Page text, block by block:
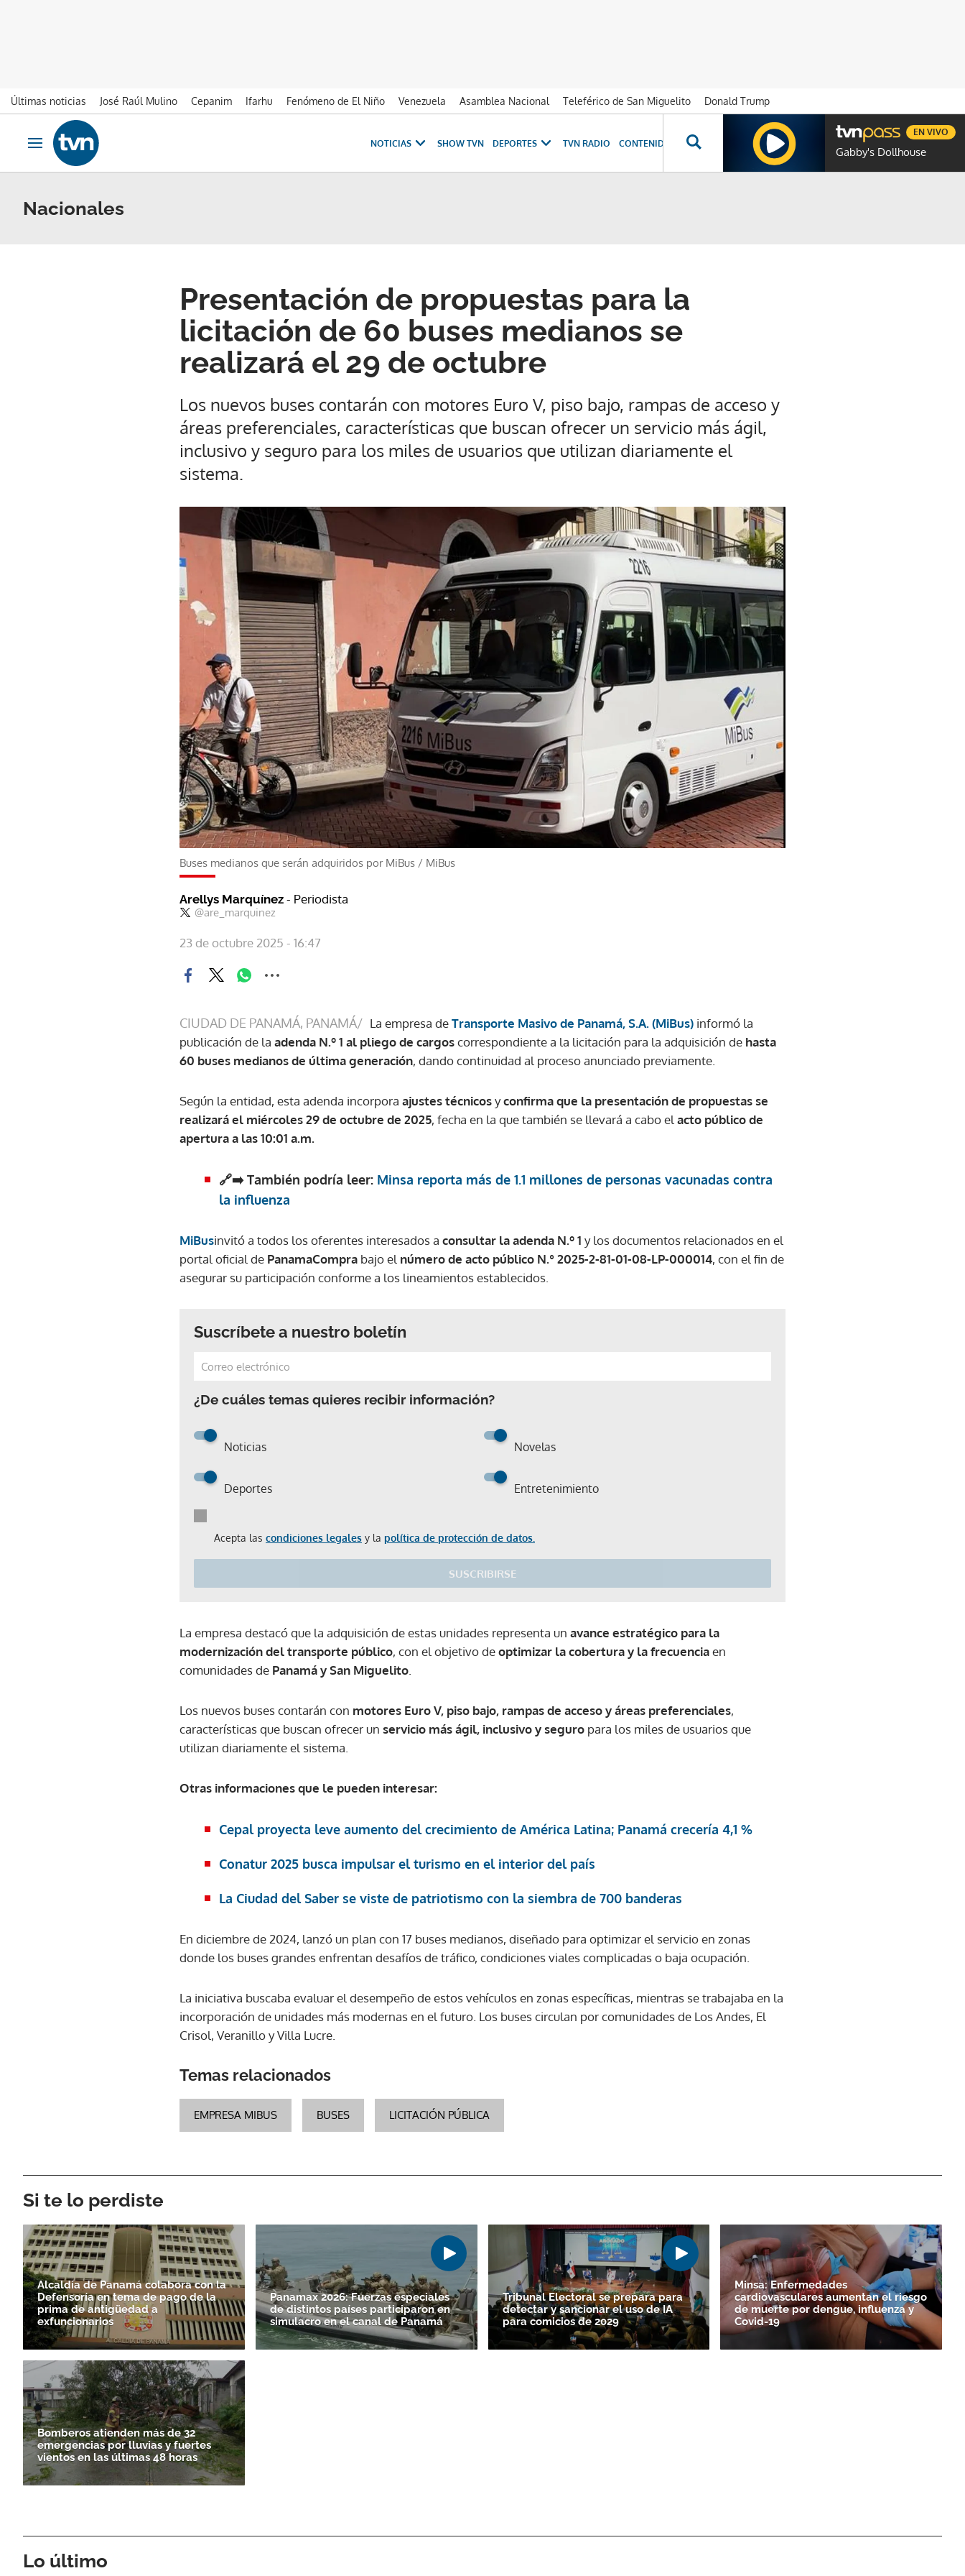
Últimas noticias José Raúl Mulino Cepanim Ifarhu Fenómeno de El Niño Venezuela Asamblea Nacional Teleférico de San Miguelito
Donald Trump
Ir al contenido
Obrir navegació
NOTICIAS SHOW TVN DEPORTES TVN RADIO CONTENIDOS ESPECIALES NOVELAS GENTE TVN
Gabby's Dollhouse
EN VIVO
Nacionales
Presentación de propuestas para la
licitación de 60 buses medianos se
realizará el 29 de octubre
Los nuevos buses contarán con motores Euro V, piso bajo, rampas de acceso y
áreas preferenciales, características que buscan ofrecer un servicio más ágil,
inclusivo y seguro para los miles de usuarios que utilizan diariamente el
sistema.
Buses medianos que serán adquiridos por MiBus / MiBus
Arellys Marquínez - Periodista
@are_marquinez
23 de octubre 2025 - 16:47
CIUDAD DE PANAMÁ, PANAMÁ/ La empresa deTransporte Masivo de Panamá, S.A. (MiBus) informó la
publicación de la adenda N.º 1 al pliego de cargoscorrespondiente a la licitación para la adquisición de hasta
60 buses medianos de última generación, dando continuidad al proceso anunciado previamente.
Según la entidad, esta adenda incorpora ajustes técnicosyconfirma que la presentación de propuestas se
realizará el miércoles 29 de octubre de 2025, fecha en la que también se llevará a cabo el acto público de
apertura a las 10:01 a.m.
🔗➡️ También podría leer: Minsa reporta más de 1.1 millones de personas vacunadas contra
la influenza
MiBusinvitó a todos los oferentes interesados a consultar la adenda N.º 1 y los documentos relacionados en el
portal oficial de PanamaCompra bajo el número de acto público N.° 2025-2-81-01-08-LP-000014, con el fin de
asegurar su participación conforme a los lineamientos establecidos.
Suscríbete a nuestro boletín
¿De cuáles temas quieres recibir información?
Noticias Novelas
Deportes Entretenimiento
Acepta las condiciones legales y la política de protección de datos.
SUSCRIBIRSE
ACEPTAR
La empresa destacó que la adquisición de estas unidades representa un avance estratégico para la
modernización del transporte público, con el objetivo deoptimizar la cobertura y la frecuenciaen
comunidades de Panamá y San Miguelito
Los nuevos buses contarán con motores Euro V, piso bajo, rampas de acceso y áreas preferenciales,
características que buscan ofrecer un servicio más ágil, inclusivo y seguro para los miles de usuarios que
utilizan diariamente el sistema.
Otras informaciones que le pueden interesar:
Cepal proyecta leve aumento del crecimiento de América Latina; Panamá crecería 4,1 %
Conatur 2025 busca impulsar el turismo en el interior del país
La Ciudad del Saber se viste de patriotismo con la siembra de 700 banderas
En diciembre de 2024, lanzó un plan con 17 buses medianos, diseñado para optimizar el servicio en zonas
donde los buses grandes enfrentan desafíos de tráfico, condiciones viales complicadas o baja ocupación.
La iniciativa buscaba evaluar el desempeño de estos vehículos en zonas específicas, mientras se trabajaba en la
incorporación de unidades más modernas en el futuro. Los buses circulan por comunidades de Los Andes, El
Crisol, Veranillo y Villa Lucre.
Temas relacionados
EMPRESA MIBUS BUSES LICITACIÓN PÚBLICA
Si te lo perdiste
Alcaldía de Panamá colabora con la
Defensoría en tema de pago de la
prima de antigüedad a
exfuncionarios
Panamax 2026: Fuerzas especiales
de distintos países participaron en
simulacro en el canal de Panamá
Tribunal Electoral se prepara para
detectar y sancionar el uso de IA
para comicios de 2029
Minsa: Enfermedades
cardiovasculares aumentan el riesgo
de muerte por dengue, influenza y
Covid-19
Bomberos atienden más de 32
emergencias por lluvias y fuertes
vientos en las últimas 48 horas
Lo último